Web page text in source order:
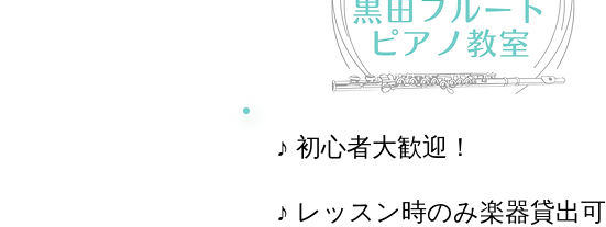
♪ 初心者大歓迎！
​♪ レッスン時のみ楽器貸出可